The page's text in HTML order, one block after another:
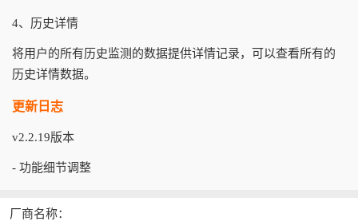
4、历史详情
将用户的所有历史监测的数据提供详情记录，可以查看所有的
历史详情数据。
更新日志
v2.2.19版本
- 功能细节调整
厂商名称：